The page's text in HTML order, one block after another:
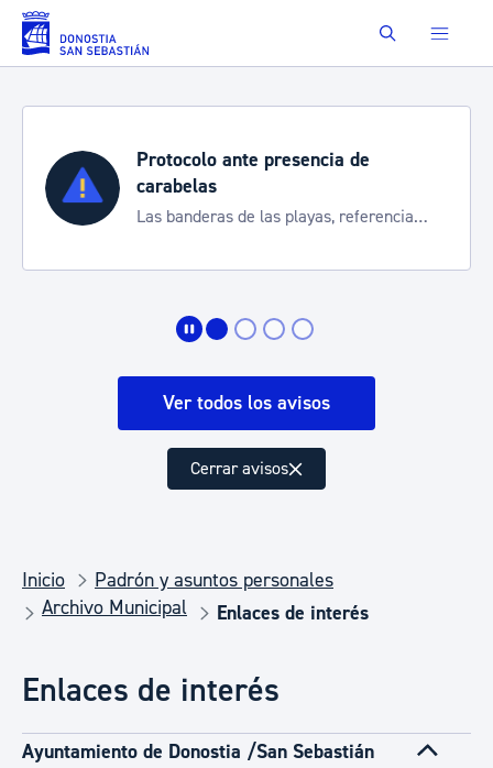
Saltar al contenido principal Buscar
Protocolo ante presencia de
carabelas
Las banderas de las playas, referencia
Ver todos los avisos
Cerrar avisos
Inicio
Padrón y asuntos personales
Archivo Municipal
Enlaces de interés
Enlaces de interés
Ayuntamiento de Donostia /San Sebastián